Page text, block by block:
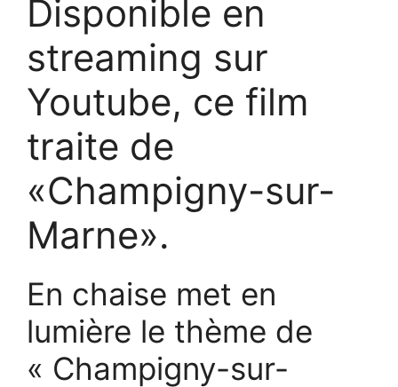
Disponible en
streaming sur
Youtube, ce film
traite de
«Champigny-sur-
Marne».
En chaise met en
lumière le thème de
« Champigny-sur-